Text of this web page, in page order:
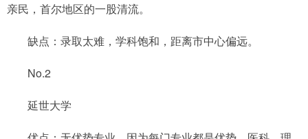
亲民，首尔地区的一股清流。
缺点：录取太难，学科饱和，距离市中心偏远。
No.2
延世大学